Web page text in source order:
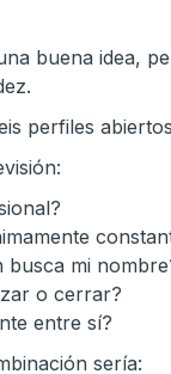
buena idea,
perfiles
busca mi
o cerrar?
entre sí?
sería: